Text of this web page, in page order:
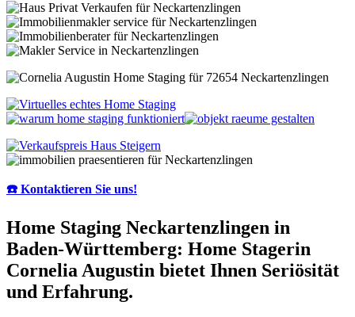
☎️ Kontaktieren Sie uns!
Home Staging Neckartenzlingen in
Baden-Württemberg: Home Stagerin
Cornelia Augustin bietet Ihnen Seriösität
und Erfahrung.